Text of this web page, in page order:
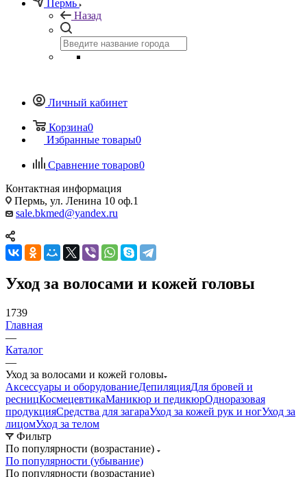
Пермь
Назад
Личный кабинет
Корзина0
Избранные товары0
Сравнение товаров0
Контактная информация
Пермь, ул. Ленина 10 оф.1
sale.bkmed@yandex.ru
Уход за волосами и кожей головы
1739
Главная
—
Каталог
—
Уход за волосами и кожей головы
Аксессуары и оборудованиеДепиляцияДля бровей и
ресницКосмецевтикаМаникюр и педикюрОдноразовая
продукцияСредства для загараУход за кожей рук и ногУход за
лицомУход за телом
Фильтр
По популярности (возрастание)
По популярности (убывание)
По популярности (возрастание)